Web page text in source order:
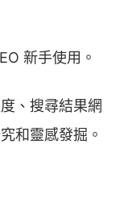
新手使用。
、搜尋結果網
和靈感發掘。